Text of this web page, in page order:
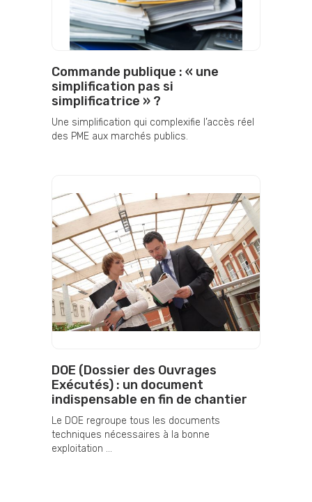
Commande publique : « une
simplification pas si
simplificatrice » ?
Une simplification qui complexifie l’accès réel
des PME aux marchés publics.
DOE (Dossier des Ouvrages
Exécutés) : un document
indispensable en fin de chantier
Le DOE regroupe tous les documents
techniques nécessaires à la bonne
exploitation ...